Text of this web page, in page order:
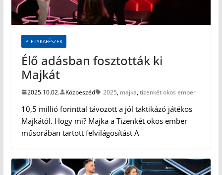
PLETYKAFÉSZEK
Élő adásban fosztották ki
Majkát
2025.10.02. Közbeszéd 2025, majka,tizenkét okos ember
10,5 millió forinttal távozott a jól taktikázó játékos
Majkától. Hogy mi? Majka a Tizenkét okos ember
műsorában tartott felvilágosítást A